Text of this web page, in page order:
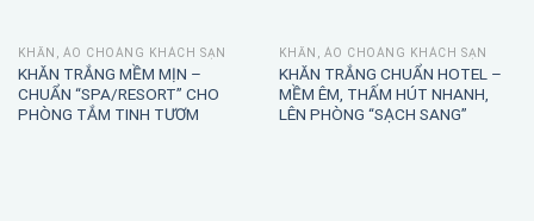
KHĂN, ÁO CHOÀNG KHÁCH SẠN
KHĂN TRẮNG MỀM MỊN –
CHUẨN “SPA/RESORT” CHO
PHÒNG TẮM TINH TƯƠM
KHĂN, ÁO CHOÀNG KHÁCH SẠN
KHĂN TRẮNG CHUẨN HOTEL –
MỀM ÊM, THẤM HÚT NHANH,
LÊN PHÒNG “SẠCH SANG”